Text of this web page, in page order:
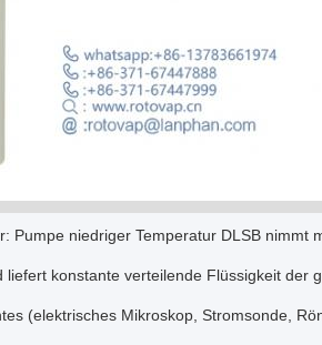
Pumpe niedriger Temperatur DLSB nimmt
konstante verteilende Flüssigkeit der
(elektrisches Mikroskop, Stromsonde,